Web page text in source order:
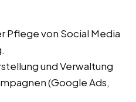
Pflege von Social Media
und Verwaltung
(Google Ads,